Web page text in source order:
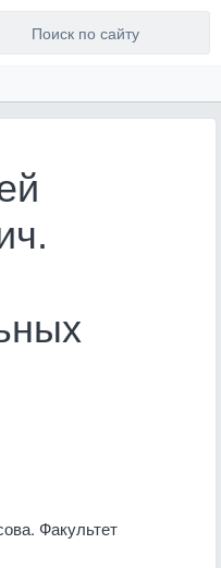
Факультет
предложений по
artist71@cp9.ru